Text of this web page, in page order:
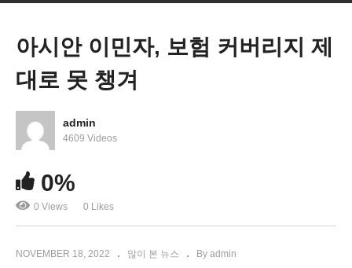
비상사태 요청
아시안 이민자, 보험 커버리지 제
대로 못 챙겨
admin
4609 Videos
0%
0 Views 0 Likes
NOVEMBER 18, 2022 많이 본 뉴스 By admin